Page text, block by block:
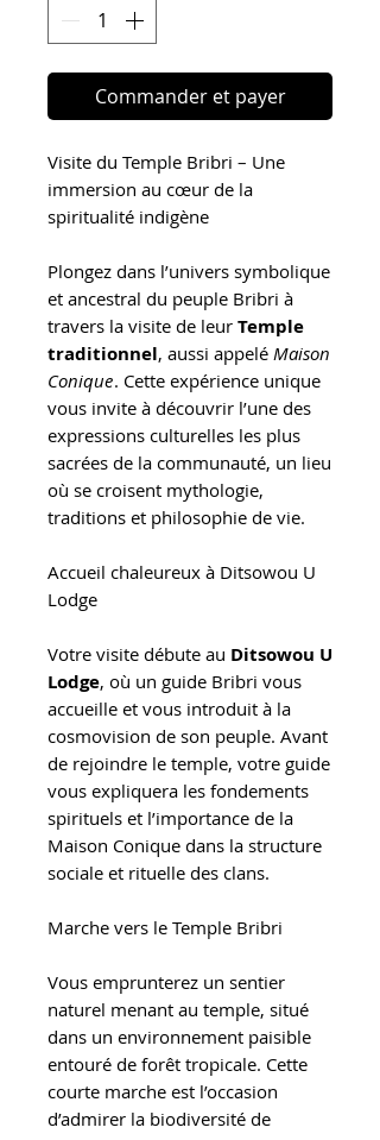
Commander et payer
Visite du Temple Bribri – Une
immersion au cœur de la
spiritualité indigène
Plongez dans l’univers symbolique
et ancestral du peuple Bribri à
travers la visite de leur Temple
traditionnel, aussi appelé Maison
Conique. Cette expérience unique
vous invite à découvrir l’une des
expressions culturelles les plus
sacrées de la communauté, un lieu
où se croisent mythologie,
traditions et philosophie de vie.
Accueil chaleureux à Ditsowou U
Lodge
Votre visite débute au Ditsowou U
Lodge, où un guide Bribri vous
accueille et vous introduit à la
cosmovision de son peuple. Avant
de rejoindre le temple, votre guide
vous expliquera les fondements
spirituels et l’importance de la
Maison Conique dans la structure
sociale et rituelle des clans.
Marche vers le Temple Bribri
Vous emprunterez un sentier
naturel menant au temple, situé
dans un environnement paisible
entouré de forêt tropicale. Cette
courte marche est l’occasion
d’admirer la biodiversité de